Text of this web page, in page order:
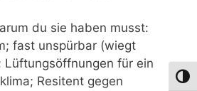
du sie haben musst:
fast unspürbar (wiegt
Lüftungsöffnungen für ein
Resitent gegen